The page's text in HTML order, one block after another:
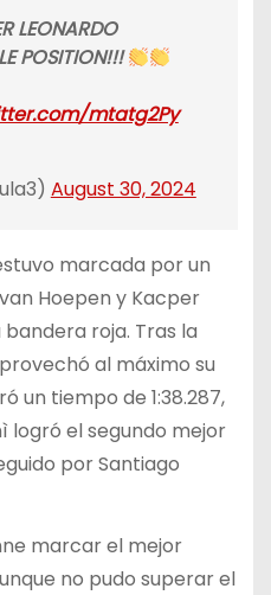
LEONARDO
POSITION!!!
mtatg2Py
August 30, 2024
marcada por un
Hoepen y Kacper
roja. Tras la
al máximo su
un tiempo de 1:38.287,
logró el segundo mejor
por Santiago
marcar el mejor
no pudo superar el